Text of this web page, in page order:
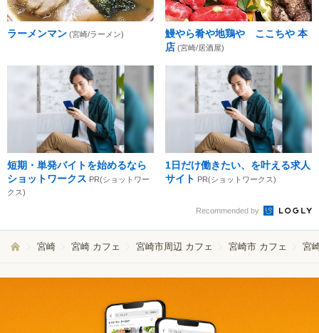
ラーメンマン (宮崎/ラーメン)
鰻やら肴や地鶏や ここちや 本
店 (宮崎/居酒屋)
短期・単発バイトを始めるなら
ショットワークス PR(ショットワー
クス)
1日だけ働きたい、を叶える求人
サイト PR(ショットワークス)
Recommended by
宮崎 宮崎 カフェ 宮崎市周辺 カフェ 宮崎市 カフェ 宮